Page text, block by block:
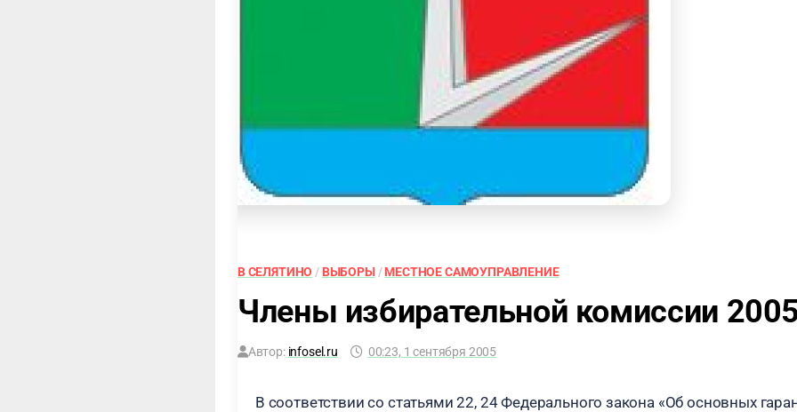
В СЕЛЯТИНО / ВЫБОРЫ/МЕСТНОЕ САМОУПРАВЛЕНИЕ
Члены избирательной комиссии
Автор: infosel.ru 00:23, 1 сентября 2005
В соответствии со статьями 22, 24 Федерального закона «Об основных